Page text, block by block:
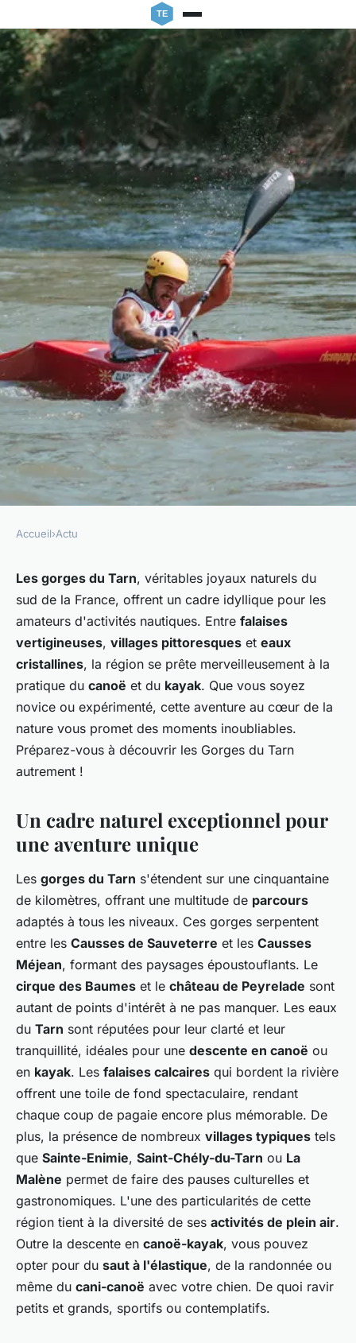
Comment explorer les gorges
du Tarn en canoë ou en
kayak?
Faustine•27 juin 2024•5 min de lecture
Accueil›Actu
Les gorges du Tarn, véritables joyaux naturels du
sud de la France, offrent un cadre idyllique pour les
amateurs d'activités nautiques. Entre falaises
vertigineuses, villages pittoresques et eaux
cristallines, la région se prête merveilleusement à la
pratique du canoë et du kayak. Que vous soyez
novice ou expérimenté, cette aventure au cœur de la
nature vous promet des moments inoubliables.
Préparez-vous à découvrir les Gorges du Tarn
autrement !
Un cadre naturel exceptionnel pour
une aventure unique
Les gorges du Tarn s'étendent sur une cinquantaine
de kilomètres, offrant une multitude de parcours
adaptés à tous les niveaux. Ces gorges serpentent
entre les Causses de Sauveterre et les Causses
Méjean, formant des paysages époustouflants. Le
cirque des Baumes et le château de Peyrelade sont
autant de points d'intérêt à ne pas manquer. Les eaux
du Tarn sont réputées pour leur clarté et leur
tranquillité, idéales pour une descente en canoë ou
en kayak. Les falaises calcaires qui bordent la rivière
offrent une toile de fond spectaculaire, rendant
chaque coup de pagaie encore plus mémorable. De
plus, la présence de nombreux villages typiques tels
que Sainte-Enimie, Saint-Chély-du-Tarn ou La
Malène permet de faire des pauses culturelles et
gastronomiques. L'une des particularités de cette
région tient à la diversité de ses activités de plein air.
Outre la descente en canoë-kayak, vous pouvez
opter pour du saut à l'élastique, de la randonnée ou
même du cani-canoë avec votre chien. De quoi ravir
petits et grands, sportifs ou contemplatifs.